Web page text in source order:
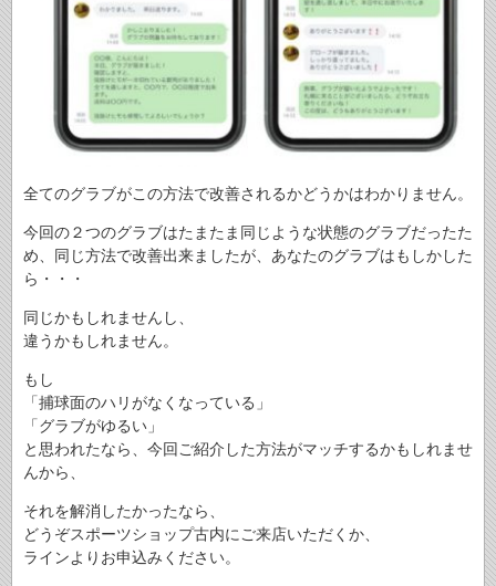
全てのグラブがこの方法で改善されるかどうかはわかりません。
今回の２つのグラブはたまたま同じような状態のグラブだったた
め、同じ方法で改善出来ましたが、あなたのグラブはもしかした
ら・・・
同じかもしれませんし、
違うかもしれません。
もし
「捕球面のハリがなくなっている」
「グラブがゆるい」
と思われたなら、今回ご紹介した方法がマッチするかもしれませ
んから、
それを解消したかったなら、
どうぞスポーツショップ古内にご来店いただくか、
ラインよりお申込みください。